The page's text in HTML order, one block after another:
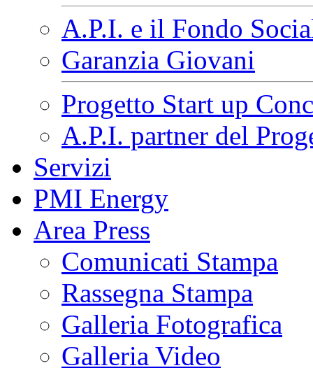
A.P.I. e il Fondo
Garanzia Giovani
Progetto Start up
A.P.I. partner del
Servizi
PMI Energy
Area Press
Comunicati Stampa
Rassegna Stampa
Galleria Fotografica
Galleria Video